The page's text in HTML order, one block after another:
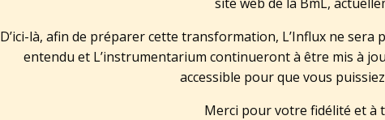
D’ici-là, afin de préparer cette transformation, L’Influx ne
entendu et L’instrumentarium continueront à être mis à
accessible pour que vous
Merci pour votre fidélité et à